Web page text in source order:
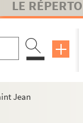
LE
Jean
Jean, évangéliste
Jean, évangéliste
Jean, évangéliste